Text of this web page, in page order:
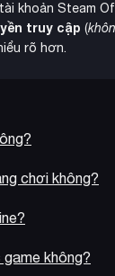
chia sẻ nội
khoản Steam
truy cập (
rõ hơn.
chơi không?
không?